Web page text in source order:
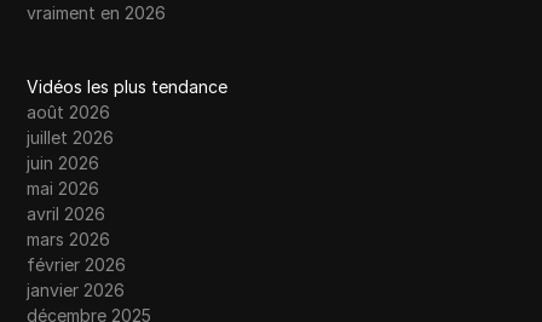
vraiment en 2026
Vidéos les plus tendance
août 2026
juillet 2026
juin 2026
mai 2026
avril 2026
mars 2026
février 2026
janvier 2026
décembre 2025